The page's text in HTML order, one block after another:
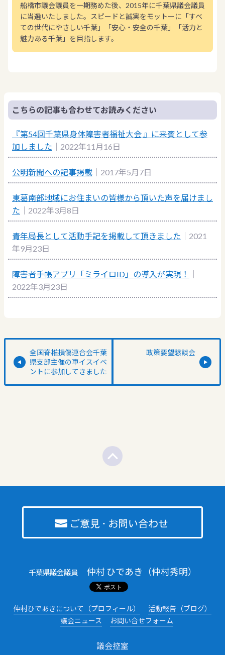
船橋市議会議員を一期務めた後、2015年に千葉県議会議員
に当選いたしました。スピードと誠実をモットーに「すべ
ての世代にやさしい千葉」「安心・安全の千葉」「活力と
魅力ある千葉」を目指します。
こちらの記事も合わせてお読みください
『第54回千葉県身体障害者福祉大会 』に来賓として参
加しました ｜2022年11月16日
公明新聞への記事掲載 ｜2017年5月7日
東葛南部地域にお住まいの皆様から頂いた声を届けまし
た ｜2022年3月8日
青年局長として活動手記を掲載して頂きました ｜2021
年9月23日
障害者手帳アプリ「ミライロID」の導入が実現！
2022年3月23日
全国脊椎損傷連合会千葉
県支部主催の車イスイベ
ントに参加してきました
政策要望懇談会
千葉県議会議員 仲村 ひであき（仲村秀明）
仲村ひであきについて（プロフィール）
活動報告（ブログ）
議会ニュース
お問い合せフォーム
議会控室